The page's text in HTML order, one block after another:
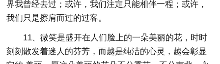
界我曾经去过；或许，我们注定只能相伴一程；或许，
我们只是擦肩而过的过客。
11、微笑是盛开在人们脸上的一朵美丽的花，时时
刻刻散发着迷人的芬芳，而越是纯洁的心灵，越会彰显